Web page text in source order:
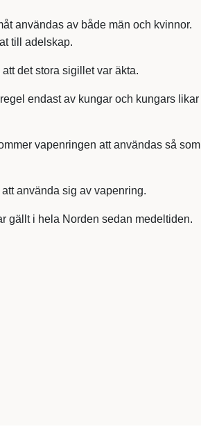
användas av både män och kvinnor.
till adelskap.
det stora sigillet var äkta.
endast av kungar och kungars likar
vapenringen att användas så som
använda sig av vapenring.
gällt i hela Norden sedan medeltiden.